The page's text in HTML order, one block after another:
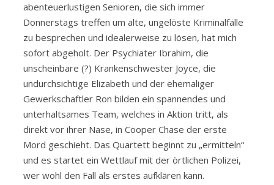
abenteuerlustigen Senioren, die sich immer
Donnerstags treffen um alte, ungelöste Kriminalfälle
zu besprechen und idealerweise zu lösen, hat mich
sofort abgeholt. Der Psychiater Ibrahim, die
unscheinbare (?) Krankenschwester Joyce, die
undurchsichtige Elizabeth und der ehemaliger
Gewerkschaftler Ron bilden ein spannendes und
unterhaltsames Team, welches in Aktion tritt, als
direkt vor ihrer Nase, in Cooper Chase der erste
Mord geschieht. Das Quartett beginnt zu „ermitteln“
und es startet ein Wettlauf mit der örtlichen Polizei,
wer wohl den Fall als erstes aufklären kann.